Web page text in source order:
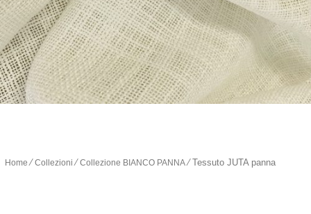
Home ∕Collezioni ∕Collezione BIANCO PANNA∕Tessuto JUTA panna